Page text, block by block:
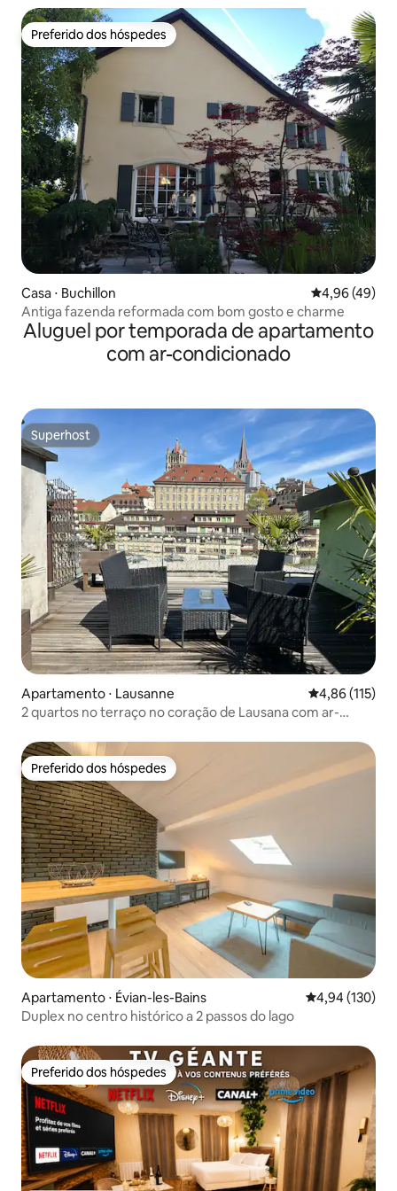
Preferido dos hóspedes
Preferido dos hóspedes
Casa ⋅ Buchillon 4,96 de uma
4,96 (49)
Antiga fazenda reformada com bom gosto e charme
Aluguel por temporada de apartamento
com ar-condicionado
Superhost
Superhost
Apartamento ⋅ Lausanne 4,86 de uma
4,86 (115)
2 quartos no terraço no coração de Lausana com ar-
Preferido dos hóspedes
Preferido dos hóspedes
Apartamento ⋅ Évian-les-Bains 4,94 de uma
4,94 (130)
Duplex no centro histórico a 2 passos do lago
Preferido dos hóspedes
Preferido dos hóspedes